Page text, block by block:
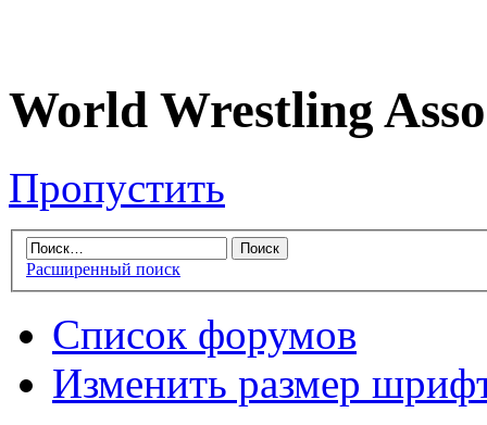
World Wrestling
Пропустить
Расширенный поиск
Список форумов
Изменить размер